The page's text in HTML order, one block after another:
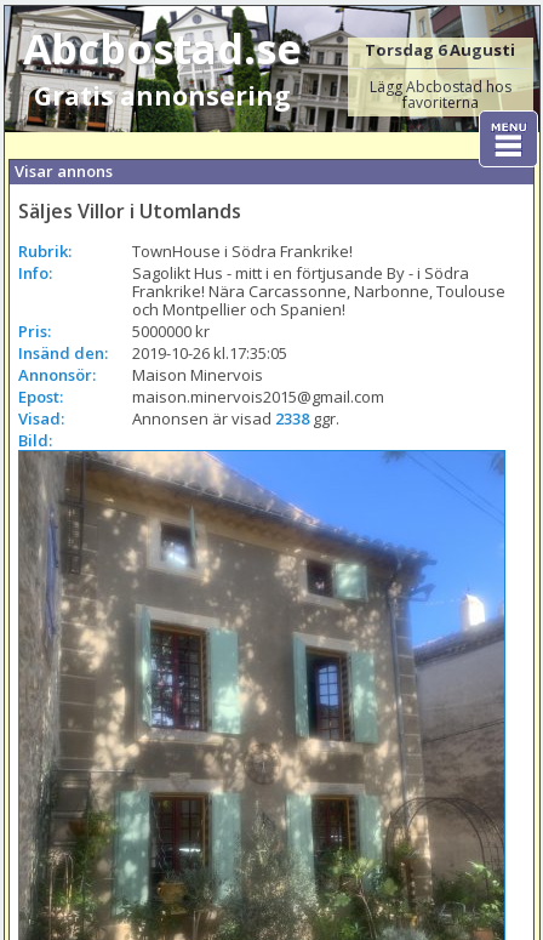
Abcbostad.se
Gratis annonsering
Torsdag 6 Augusti
Lägg Abcbostad hos
favoriterna
Visar annons
Säljes Villor i Utomlands
Rubrik:
TownHouse i Södra Frankrike!
Info:
Sagolikt Hus - mitt i en förtjusande By - i Södra
Frankrike! Nära Carcassonne, Narbonne, Toulouse
och Montpellier och Spanien!
Pris:
5000000 kr
Insänd den:
2019-10-26 kl.17:35:05
Annonsör:
Maison Minervois
Epost:
maison.minervois2015@gmail.com
Visad:
Annonsen är visad 2338 ggr.
Bild: